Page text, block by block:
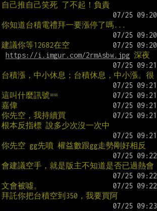
己推自己笑死 了不起！負責
知道台積電禮拜一要漲停了嗎...
議你等12682在空
https://i.imgur.com/2rmAsbw.jpg 深夜
積漲，中小休息；台積休息，中小漲。很
叫什麼訊號==
偉
先空，我持續買
本反指標 說多少次沒一次中
先空 gg先噴 權益數跟gg走勢剛好相反
建議空手，就是版主不知道是否已過熱會
會被噓。
託你把台積空到350，我要買阿